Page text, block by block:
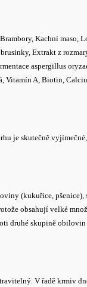
Kachní maso,
Extrakt z
aspergillus
Vitamín A, Biotin,
je skutečně
(kukuřice,
obsahují velké
druhé skupině
V řadě krmiv